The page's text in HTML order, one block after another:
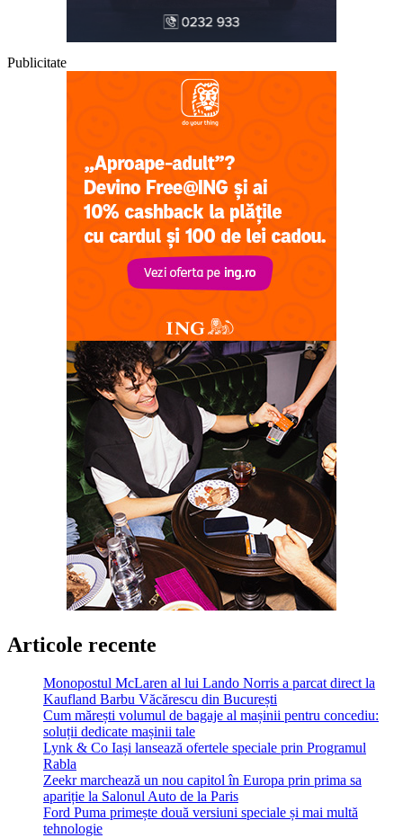
Publicitate
Articole recente
Monopostul McLaren al lui Lando Norris a parcat direct la
Kaufland Barbu Văcărescu din București
Cum mărești volumul de bagaje al mașinii pentru concediu:
soluții dedicate mașinii tale
Lynk & Co Iași lansează ofertele speciale prin Programul
Rabla
Zeekr marchează un nou capitol în Europa prin prima sa
apariție la Salonul Auto de la Paris
Ford Puma primește două versiuni speciale și mai multă
tehnologie